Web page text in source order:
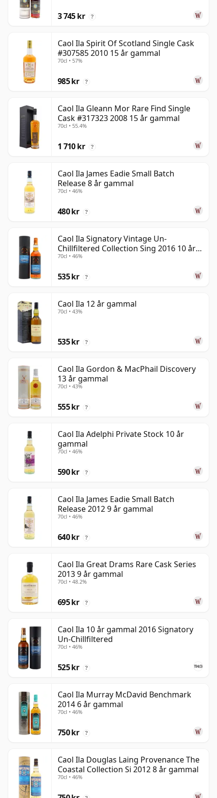
3 745 kr ?
Caol Ila Spirit Of Scotland Single Cask
#307585 2010 15 år gammal
70cl • 57%
985 kr ?
Caol Ila Gleann Mor Rare Find Single
Cask #317323 2008 15 år gammal
70cl • 55.4%
1 710 kr ?
Caol Ila James Eadie Small Batch
Release 8 år gammal
70cl • 46%
480 kr ?
Caol Ila Signatory Vintage Un-
Chillfiltered Collection Sing 2016 10 år
gammal
70cl • 46%
535 kr ?
Caol Ila 12 år gammal
70cl • 43%
535 kr ?
Caol Ila Gordon & MacPhail Discovery
13 år gammal
70cl • 43%
555 kr ?
Caol Ila Adelphi Private Stock 10 år
gammal
70cl • 46%
590 kr ?
Caol Ila James Eadie Small Batch
Release 2012 9 år gammal
70cl • 46%
640 kr ?
Caol Ila Great Drams Rare Cask Series
2013 9 år gammal
70cl • 48.2%
695 kr ?
Caol Ila 10 år gammal 2016 Signatory
Un-Chillfiltered
70cl • 46%
525 kr ?
Caol Ila Murray McDavid Benchmark
2014 6 år gammal
70cl • 46%
750 kr ?
Caol Ila Douglas Laing Provenance The
Coastal Collection Si 2012 8 år gammal
70cl • 46%